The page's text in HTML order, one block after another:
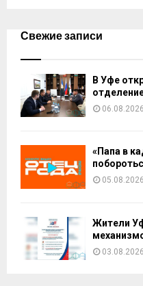
Свежие записи
В Уфе
06.08.2026
«Папа в
05.08.2026
Жители
03.08.2026